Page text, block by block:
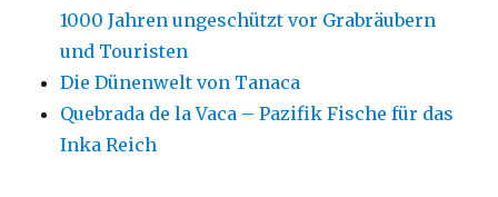
1000 Jahren ungeschützt vor Grabräubern
und Touristen
Die Dünenwelt von Tanaca
Quebrada de la Vaca – Pazifik Fische für das
Inka Reich